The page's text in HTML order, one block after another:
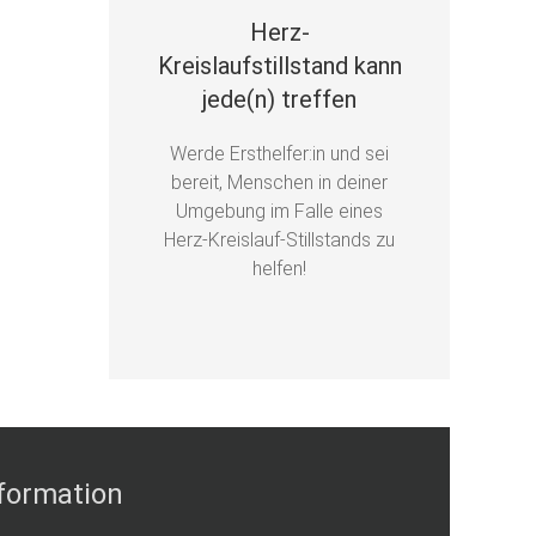
Herz-
Kreislaufstillstand kann
jede(n) treffen
Werde Ersthelfer:in und sei
bereit, Menschen in deiner
Umgebung im Falle eines
Herz-Kreislauf-Stillstands zu
helfen!